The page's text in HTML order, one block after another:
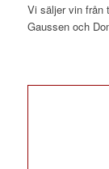
Vi säljer vin från
Gaussen och